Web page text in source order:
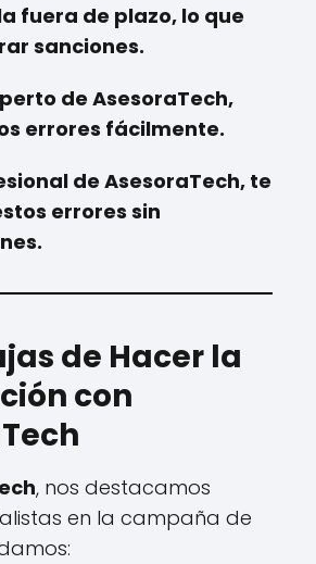
fuera de plazo, lo que
sanciones.
de AsesoraTech,
errores fácilmente.
de AsesoraTech, te
errores sin
de Hacer la
con
, nos destacamos
en la campaña de